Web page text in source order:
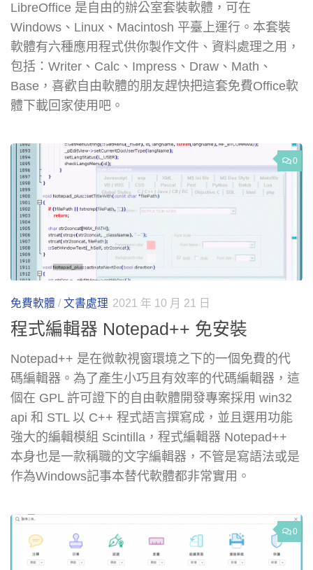
LibreOffice 是自由的辦公室套裝軟體，可在
Windows、Linux、Macintosh 平臺上運行。本套裝
軟體有六種應用程式供你製作文件、資料處理之用，
包括：Writer、Calc、Impress、Draw、Math、
Base，喜歡自由軟體的朋友趕快把這套免費Office軟
體下載回家使用吧。
0
免費軟體 / 文書處理 2021 年 10 月 21 日
程式編輯器 Notepad++ 免安裝
Notepad++ 是在微軟視窗環境之下的一個免費的代
碼編輯器。為了產生小巧且有效率的代碼編輯器，這
個在 GPL 許可證下的自由軟體開發專案採用 win32
api 和 STL 以 C++ 程式語言撰寫成，並且選用功能
強大的編輯模組 Scintilla，程式編輯器 Notepad++
本身也是一款稱職的文字編輯器，不管是寫語法或是
作為Windows記事本替代軟體都非常實用。
0